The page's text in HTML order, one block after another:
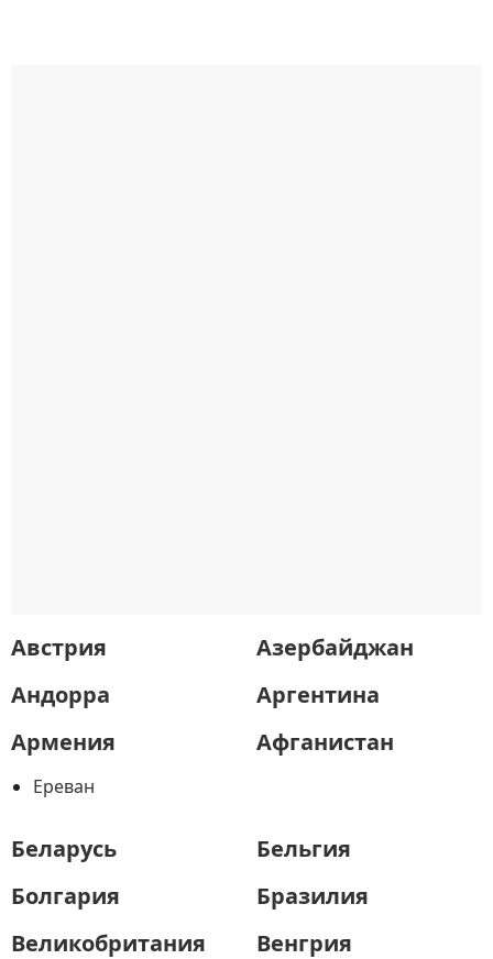
Австрия
Азербайджан
Андорра
Аргентина
Армения
Ереван
Афганистан
Беларусь
Бельгия
Болгария
Бразилия
Великобритания
Венгрия